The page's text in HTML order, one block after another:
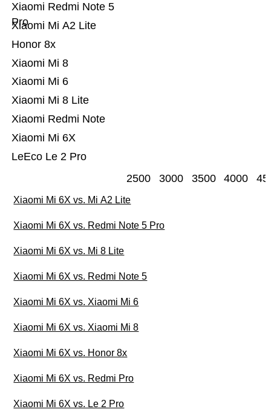
LeEco Le 2 Pro
Xiaomi Mi 6X
Xiaomi Redmi Note
Xiaomi Mi 8 Lite
Xiaomi Mi 6
Xiaomi Mi 8
Honor 8x
Xiaomi Mi A2 Lite
Xiaomi Redmi Note 5
Pro
2500 3000 3500 4000
Xiaomi Mi 6X vs. Mi A2 Lite
Xiaomi Mi 6X vs. Redmi Note 5 Pro
Xiaomi Mi 6X vs. Mi 8 Lite
Xiaomi Mi 6X vs. Redmi Note 5
Xiaomi Mi 6X vs. Xiaomi Mi 6
Xiaomi Mi 6X vs. Xiaomi Mi 8
Xiaomi Mi 6X vs. Honor 8x
Xiaomi Mi 6X vs. Redmi Pro
Xiaomi Mi 6X vs. Le 2 Pro